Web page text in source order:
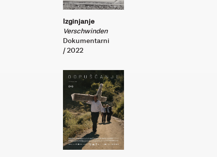
Izginjanje
Verschwinden
Dokumentarni
/ 2022